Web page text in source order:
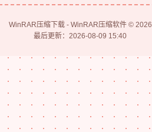
WinRAR压缩下载 - WinRAR压缩软件 © 2026
最后更新：2026-08-09 15:40